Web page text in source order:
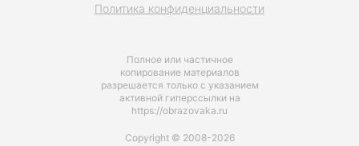
Полное или частичное
копирование материалов
разрешается только с указанием
активной гиперссылки на
https://obrazovaka.ru
Политика конфиденциальности
Copyright © 2008-2026